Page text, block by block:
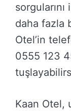
daha fazla
Otel’in
0555 123
Kaan Otel,